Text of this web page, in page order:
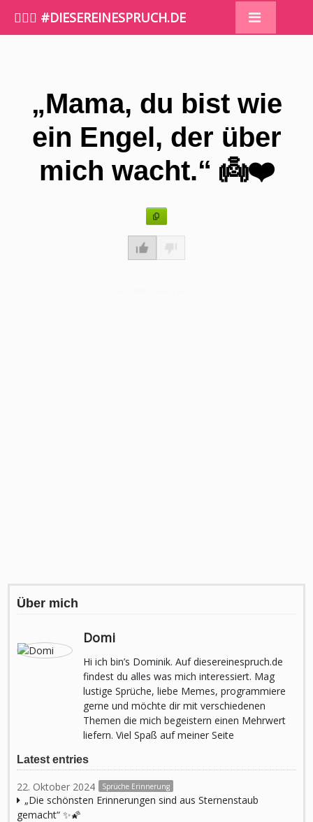
🤷🏼‍♀️ #DIESEREINESPRUCH.DE
„Mama, du bist wie
ein Engel, der über
mich wacht.“ 👼❤️
Über mich
Domi
Hi ich bin’s Dominik. Auf diesereinespruch.de
findest du alles was mich interessiert. Mag
lustige Sprüche, liebe Memes, programmiere
gerne und möchte dir mit verschiedenen
Themen die mich begeistern einen Mehrwert
liefern. Viel Spaß auf meiner Seite
Latest entries
22. Oktober 2024 Sprüche Erinnerung
„Die schönsten Erinnerungen sind aus Sternenstaub
gemacht“ ✨🌠